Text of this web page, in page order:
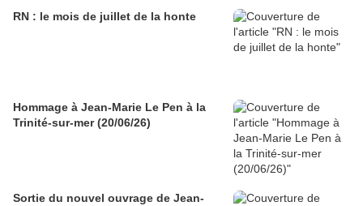
RN : le mois de juillet de la honte
Hommage à Jean-Marie Le Pen à la
Trinité-sur-mer (20/06/26)
Sortie du nouvel ouvrage de Jean-